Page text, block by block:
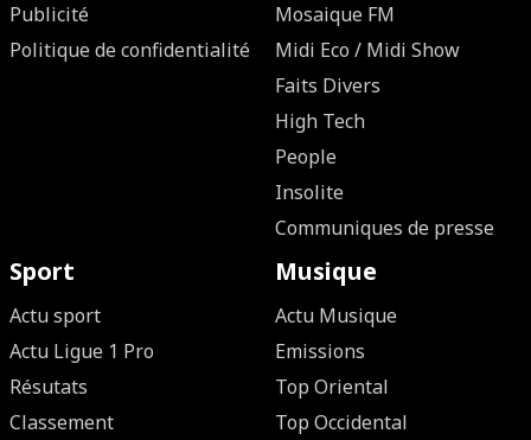
Publicité
Politique de confidentialité
Mosaique FM
Midi Eco / Midi Show
Faits Divers
High Tech
People
Insolite
Communiques de presse
Sport
Actu sport
Actu Ligue 1 Pro
Résutats
Classement
Musique
Actu Musique
Emissions
Top Oriental
Top Occidental